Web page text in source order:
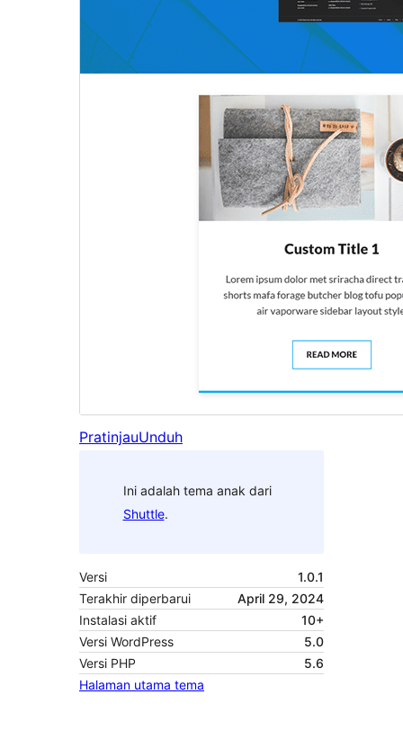
PratinjauUnduh
Ini adalah tema anak dari
Shuttle.
Versi
1.0.1
Terakhir diperbarui
April 29, 2024
Instalasi aktif
10+
Versi WordPress
5.0
Versi PHP
5.6
Halaman utama tema